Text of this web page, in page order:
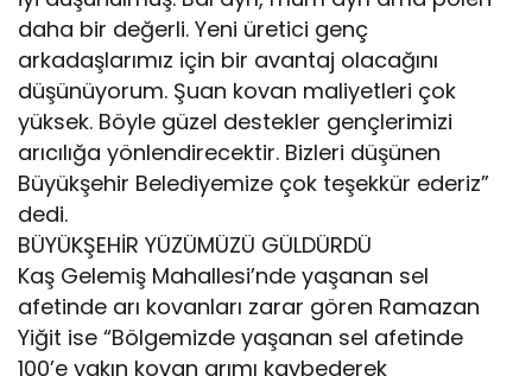
daha bir değerli. Yeni üretici genç
arkadaşlarımız için bir avantaj olacağını
düşünüyorum. Şuan kovan maliyetleri çok
yüksek. Böyle güzel destekler gençlerimizi
arıcılığa yönlendirecektir. Bizleri düşünen
Büyükşehir Belediyemize çok teşekkür ederiz”
dedi.
BÜYÜKŞEHİR YÜZÜMÜZÜ GÜLDÜRDÜ
Kaş Gelemiş Mahallesi’nde yaşanan sel
afetinde arı kovanları zarar gören Ramazan
Yiğit ise “Bölgemizde yaşanan sel afetinde
100’e yakın kovan arımı kaybederek